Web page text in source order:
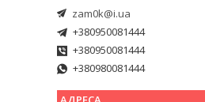
zam0k@i.ua
+380950081444
+380950081444
+380980081444